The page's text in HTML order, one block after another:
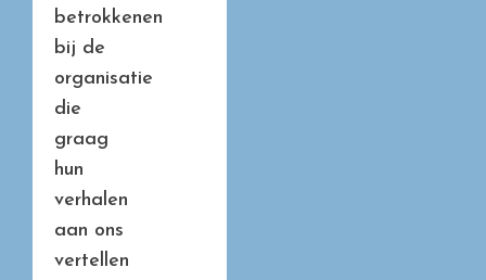
betrokkenen
bij de
organisatie
die
graag
hun
verhalen
aan ons
vertellen